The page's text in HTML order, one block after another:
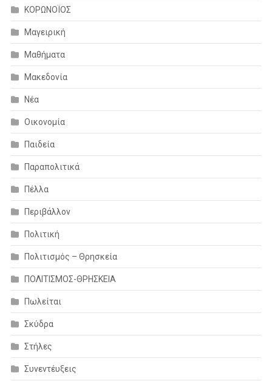
ΚΟΡΩΝΟΪΟΣ
Μαγειρική
Μαθήματα
Μακεδονία
Νέα
Οικονομία
Παιδεία
Παραπολιτικά
Πέλλα
Περιβάλλον
Πολιτική
Πολιτισμός – Θρησκεία
ΠΟΛΙΤΙΣΜΟΣ-ΘΡΗΣΚΕΙΑ
Πωλείται
Σκύδρα
Στήλες
Συνεντέυξεις